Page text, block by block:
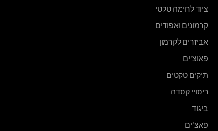
ציוד לחימה טקטי
קרמונים ואפודים
אביזרים לקרמון
פאוצ'ים
תיקים טקטים
כיסויי קסדה
ביגוד
פאצ'ים